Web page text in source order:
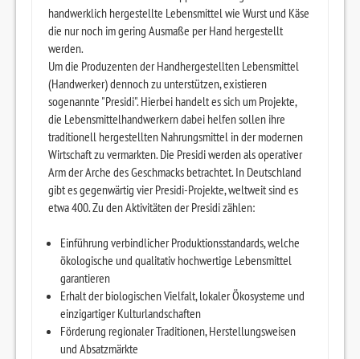
handwerklich hergestellte Lebensmittel wie Wurst und Käse
die nur noch im gering Ausmaße per Hand hergestellt
werden.
Um die Produzenten der Handhergestellten Lebensmittel
(Handwerker) dennoch zu unterstützen, existieren
sogenannte "Presidi". Hierbei handelt es sich um Projekte,
die Lebensmittelhandwerkern dabei helfen sollen ihre
traditionell hergestellten Nahrungsmittel in der modernen
Wirtschaft zu vermarkten. Die Presidi werden als operativer
Arm der Arche des Geschmacks betrachtet. In Deutschland
gibt es gegenwärtig vier Presidi-Projekte, weltweit sind es
etwa 400. Zu den Aktivitäten der Presidi zählen:
Einführung verbindlicher Produktionsstandards, welche
ökologische und qualitativ hochwertige Lebensmittel
garantieren
Erhalt der biologischen Vielfalt, lokaler Ökosysteme und
einzigartiger Kulturlandschaften
Förderung regionaler Traditionen, Herstellungsweisen
und Absatzmärkte